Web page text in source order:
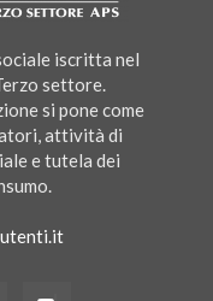
iscritta nel
settore.
si pone come
attività di
e tutela dei